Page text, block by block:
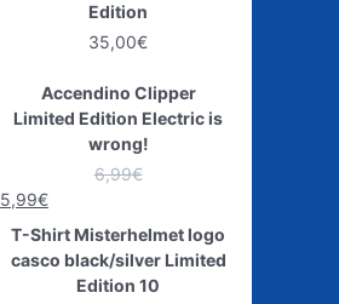
Edition
35,00€
Accendino Clipper
Limited Edition Electric is
wrong!
6,99€
5,99€
T-Shirt Misterhelmet logo
casco black/silver Limited
Edition 10